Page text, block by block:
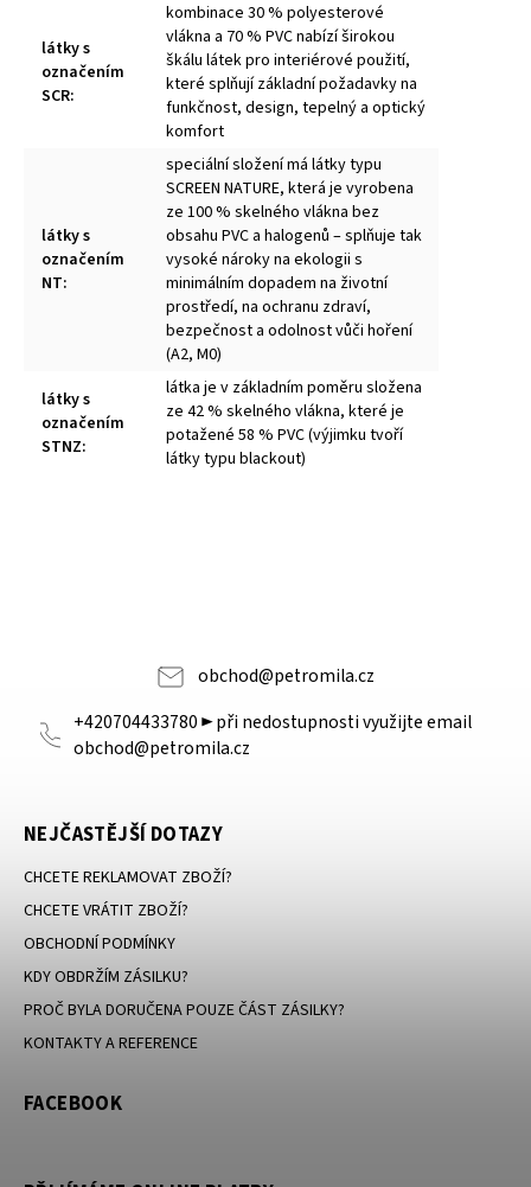
látky s
označením
SCR:
kombinace 30 % polyesterové
vlákna a 70 % PVC nabízí širokou
škálu látek pro interiérové použití,
které splňují základní požadavky na
funkčnost, design, tepelný a optický
komfort
látky s
označením
NT:
speciální složení má látky typu
SCREEN NATURE, která je vyrobena
ze 100 % skelného vlákna bez
obsahu PVC a halogenů – splňuje tak
vysoké nároky na ekologii s
minimálním dopadem na životní
prostředí, na ochranu zdraví,
bezpečnost a odolnost vůči hoření
(A2, M0)
látky s
označením
STNZ:
látka je v základním poměru složena
ze 42 % skelného vlákna, které je
potažené 58 % PVC (výjimku tvoří
látky typu blackout)
obchod@petromila.cz
+420704433780 ► při nedostupnosti využijte email
obchod@petromila.cz
NEJČASTĚJŠÍ DOTAZY
CHCETE REKLAMOVAT ZBOŽÍ?
CHCETE VRÁTIT ZBOŽÍ?
OBCHODNÍ PODMÍNKY
KDY OBDRŽÍM ZÁSILKU?
PROČ BYLA DORUČENA POUZE ČÁST ZÁSILKY?
KONTAKTY A REFERENCE
FACEBOOK